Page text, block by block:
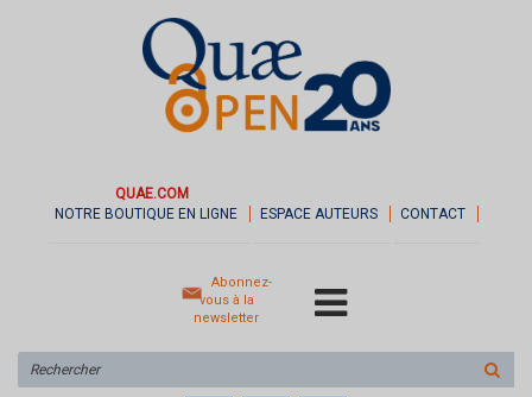
QUAE.COM
NOTRE BOUTIQUE EN LIGNE
ESPACE AUTEURS CONTACT
Abonnez-
vous à la
newsletter
sur